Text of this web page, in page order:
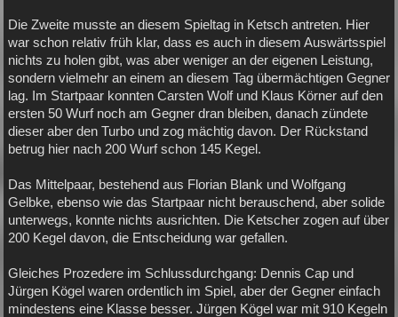
Die Zweite musste an diesem Spieltag in Ketsch antreten. Hier
war schon relativ früh klar, dass es auch in diesem Auswärtsspiel
nichts zu holen gibt, was aber weniger an der eigenen Leistung,
sondern vielmehr an einem an diesem Tag übermächtigen Gegner
lag. Im Startpaar konnten Carsten Wolf und Klaus Körner auf den
ersten 50 Wurf noch am Gegner dran bleiben, danach zündete
dieser aber den Turbo und zog mächtig davon. Der Rückstand
betrug hier nach 200 Wurf schon 145 Kegel.
Das Mittelpaar, bestehend aus Florian Blank und Wolfgang
Gelbke, ebenso wie das Startpaar nicht berauschend, aber solide
unterwegs, konnte nichts ausrichten. Die Ketscher zogen auf über
200 Kegel davon, die Entscheidung war gefallen.
Gleiches Prozedere im Schlussdurchgang: Dennis Cap und
Jürgen Kögel waren ordentlich im Spiel, aber der Gegner einfach
mindestens eine Klasse besser. Jürgen Kögel war mit 910 Kegeln